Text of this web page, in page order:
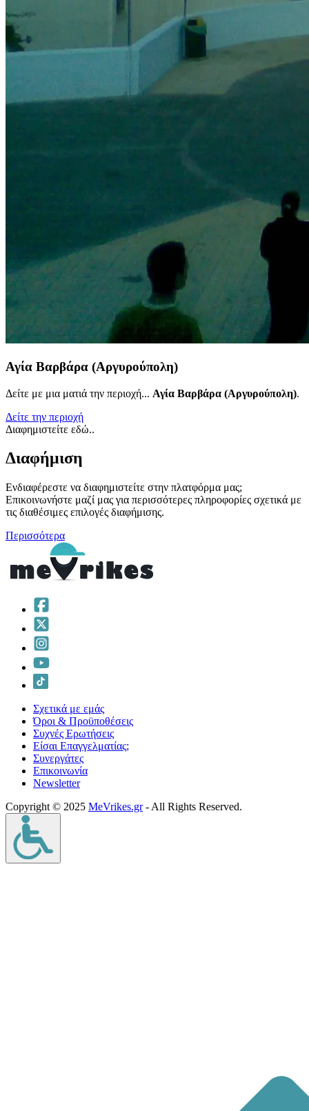
Αγία Βαρβάρα (Αργυρούπολη)
Δείτε με μια ματιά την περιοχή... Αγία Βαρβάρα (Αργυρούπολη).
Δείτε την περιοχή
Διαφημιστείτε εδώ..
Διαφήμιση
Ενδιαφέρεστε να διαφημιστείτε στην πλατφόρμα μας;
Επικοινωνήστε μαζί μας για περισσότερες πληροφορίες σχετικά με
τις διαθέσιμες επιλογές διαφήμισης.
Περισσότερα
Σχετικά με εμάς
Όροι & Προϋποθέσεις
Συχνές Ερωτήσεις
Είσαι Επαγγελματίας;
Συνεργάτες
Επικοινωνία
Νewsletter
Copyright © 2025 MeVrikes.gr- All Rights Reserved.